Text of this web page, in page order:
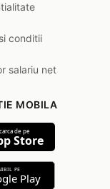
conditii
salariu net
MOBILA
de pe
Store
PE
Play